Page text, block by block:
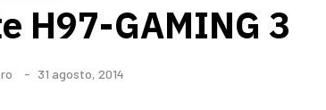
H97-GAMING 3
31 agosto, 2014